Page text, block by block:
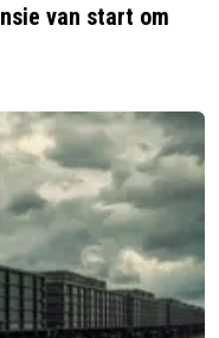
van start om